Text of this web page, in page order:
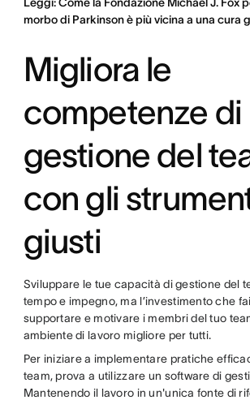
morbo di Parkinson è più vicina a una cura
Migliora le
competenze di
gestione del
con gli
giusti
Sviluppare le tue capacità di gestione del
tempo e impegno, ma l’investimento che
supportare e motivare i membri del tuo
ambiente di lavoro migliore per tutti.
Per iniziare a implementare pratiche
team, prova a utilizzare un software di
Mantenendo il lavoro in un'unica fonte di